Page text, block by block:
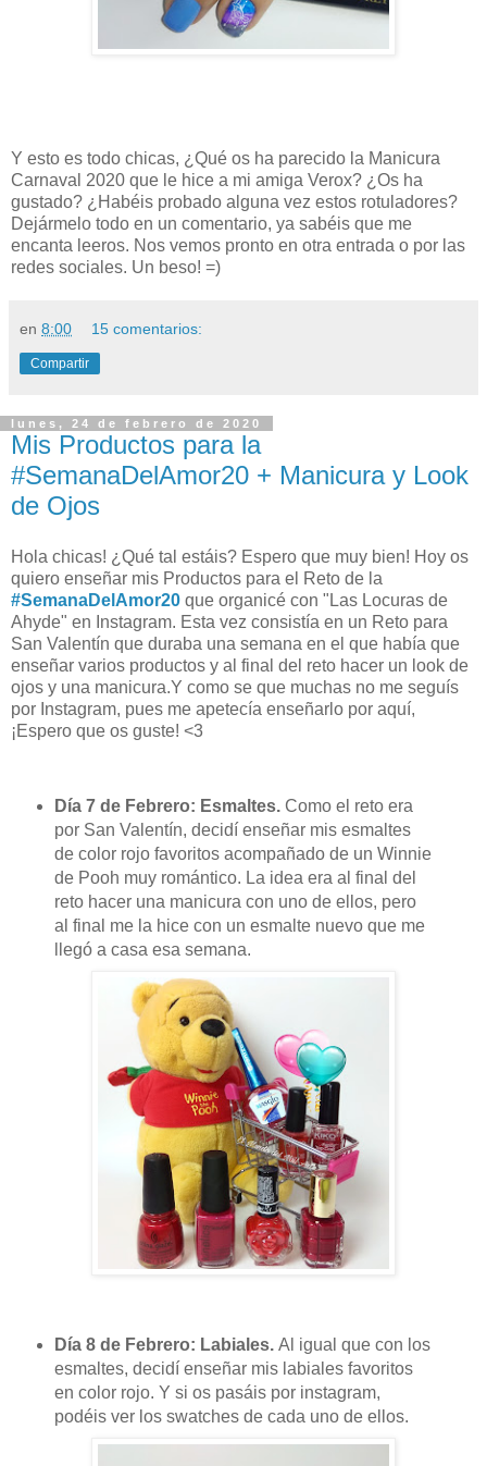
Y esto es todo chicas, ¿Qué os ha parecido la Manicura
Carnaval 2020 que le hice a mi amiga Verox? ¿Os ha
gustado? ¿Habéis probado alguna vez estos rotuladores?
Dejármelo todo en un comentario, ya sabéis que me
encanta leeros. Nos vemos pronto en otra entrada o por las
redes sociales. Un beso! =)
en 8:00 15 comentarios:
Compartir
lunes, 24 de febrero de 2020
Mis Productos para la
#SemanaDelAmor20 + Manicura y Look
de Ojos
Hola chicas! ¿Qué tal estáis? Espero que muy bien! Hoy os
quiero enseñar mis Productos para el Reto de la
#SemanaDelAmor20 que organicé con "Las Locuras de
Ahyde" en Instagram. Esta vez consistía en un Reto para
San Valentín que duraba una semana en el que había que
enseñar varios productos y al final del reto hacer un look de
ojos y una manicura.Y como se que muchas no me seguís
por Instagram, pues me apetecía enseñarlo por aquí,
¡Espero que os guste! <3
Día 7 de Febrero: Esmaltes. Como el reto era
por San Valentín, decidí enseñar mis esmaltes
de color rojo favoritos acompañado de un Winnie
de Pooh muy romántico. La idea era al final del
reto hacer una manicura con uno de ellos, pero
al final me la hice con un esmalte nuevo que me
llegó a casa esa semana.
Día 8 de Febrero: Labiales. Al igual que con los
esmaltes, decidí enseñar mis labiales favoritos
en color rojo. Y si os pasáis por instagram,
podéis ver los swatches de cada uno de ellos.